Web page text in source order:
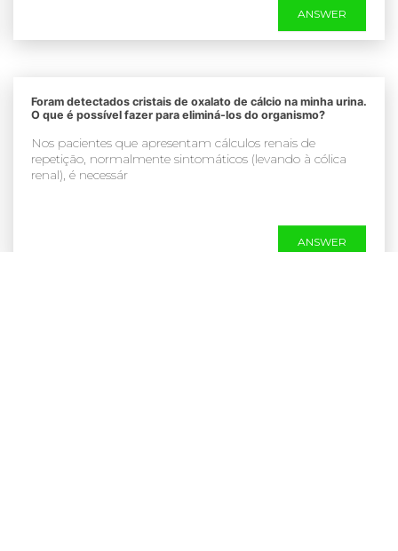
ANSWER
Foram detectados cristais de oxalato de cálcio na minha urina.
O que é possível fazer para eliminá-los do organismo?
Nos pacientes que apresentam cálculos renais de
repetição, normalmente sintomáticos (levando à cólica
renal), é necessár
ANSWER